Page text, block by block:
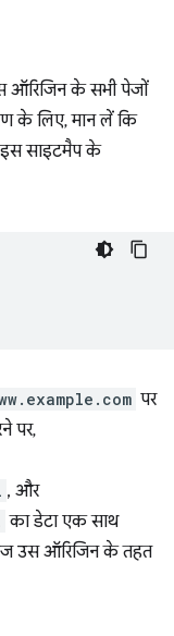
ऑरिजिन के सभी पेजों
के लिए, मान लें कि
साइटमैप के
पर
पर,
, और
का डेटा एक साथ
उस ऑरिजिन के तहत